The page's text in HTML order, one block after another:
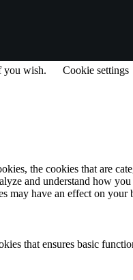
you wish. Cookie settings
the cookies that are
and understand how
may have an effect on your
that ensures basic